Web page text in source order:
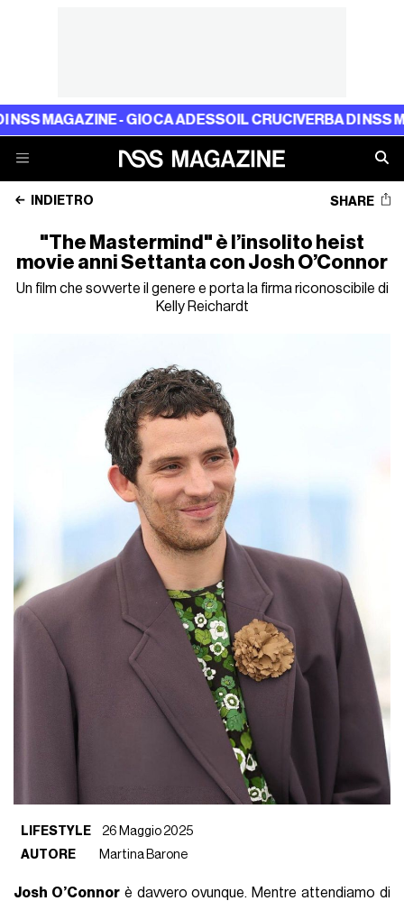
- GIOCA ADESSOIL CRUCIVERBA DI NSS
INDIETRO SHARE
"The Mastermind" è l’insolito heist
movie anni Settanta con Josh O’Connor
Un film che sovverte il genere e porta la firma riconoscibile di
Kelly Reichardt
LIFESTYLE
26 Maggio 2025
AUTORE
Martina Barone
Josh O’Connorè davvero ovunque. Mentre attendiamo di